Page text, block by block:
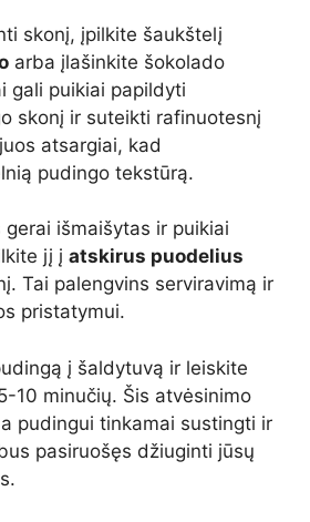
skonį, įpilkite šaukštelį
arba įlašinkite šokolado
gali puikiai papildyti
skonį ir suteikti rafinuotesnį
atsargiai, kad
pudingo tekstūrą.
išmaišytas ir puikiai
jį į atskirus puodelius
Tai palengvins serviravimą ir
pristatymui.
į šaldytuvą ir leiskite
10 minučių. Šis atvėsinimo
pudingui tinkamai sustingti ir
pasiruošęs džiuginti jūsų